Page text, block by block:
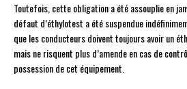
Toutefois, cette obligation a été assouplie en
défaut d’éthylotest a été suspendue
que les conducteurs doivent toujours avoir un
mais ne risquent plus d’amende en cas de
possession de cet équipement.